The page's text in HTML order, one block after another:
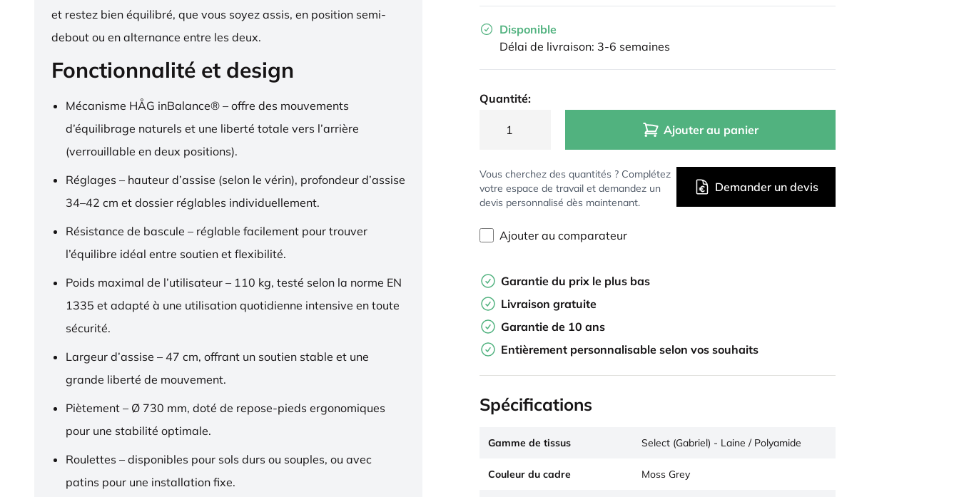
et restez bien équilibré, que vous soyez assis, en position semi-
debout ou en alternance entre les deux.
Fonctionnalité et design
Mécanisme HÅG inBalance® – offre des mouvements
d’équilibrage naturels et une liberté totale vers l’arrière
(verrouillable en deux positions).
Réglages – hauteur d’assise (selon le vérin), profondeur d’assise
34–42 cm et dossier réglables individuellement.
Résistance de bascule – réglable facilement pour trouver
l’équilibre idéal entre soutien et flexibilité.
Poids maximal de l’utilisateur – 110 kg, testé selon la norme EN
1335 et adapté à une utilisation quotidienne intensive en toute
sécurité.
Largeur d’assise – 47 cm, offrant un soutien stable et une
grande liberté de mouvement.
Piètement – Ø 730 mm, doté de repose-pieds ergonomiques
pour une stabilité optimale.
Roulettes – disponibles pour sols durs ou souples, ou avec
patins pour une installation fixe.
Disponible
Délai de livraison: 3-6 semaines
Quantité:
Ajouter au panier
Vous cherchez des quantités ? Complétez
votre espace de travail et demandez un
devis personnalisé dès maintenant.
Demander un devis
Ajouter au comparateur
Garantie du prix le plus bas
Livraison gratuite
Garantie de 10 ans
Entièrement personnalisable selon vos souhaits
Spécifications
Gamme de tissus Select (Gabriel) - Laine / Polyamide
Couleur du cadre Moss Grey